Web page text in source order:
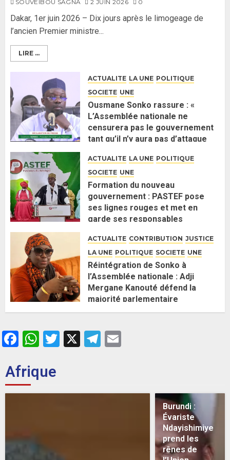
SOUVEIBOU SAGNA 2 JUIN 2026 0
Dakar, 1er juin 2026 – Dix jours après le limogeage de
l’ancien Premier ministre...
LIRE ...
ACTUALITE LA UNE POLITIQUE
SOCIETE UNE
Ousmane Sonko rassure : «
L’Assemblée nationale ne
censurera pas le gouvernement
tant qu’il n’y aura pas d’attaque
2 JUIN 2026 0
ACTUALITE LA UNE POLITIQUE
SOCIETE UNE
Formation du nouveau
gouvernement : PASTEF pose
ses lignes rouges et met en
garde ses responsables
ACTUALITE CONTRIBUTION JUSTICE
LA UNE POLITIQUE SOCIETE UNE
Réintégration de Sonko à
l’Assemblée nationale : Adji
Mergane Kanouté défend la
majorité parlementaire
26 MAI 2026 0
Facebook
WhatsApp
Twitter
X Telegram
Afrique
Burundi :
Évariste
Ndayishimiye
prend les
rênes de